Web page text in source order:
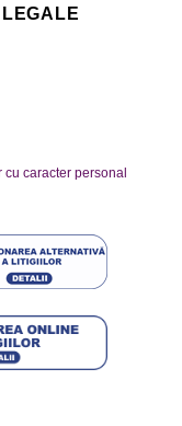
LEGALE
caracter personal